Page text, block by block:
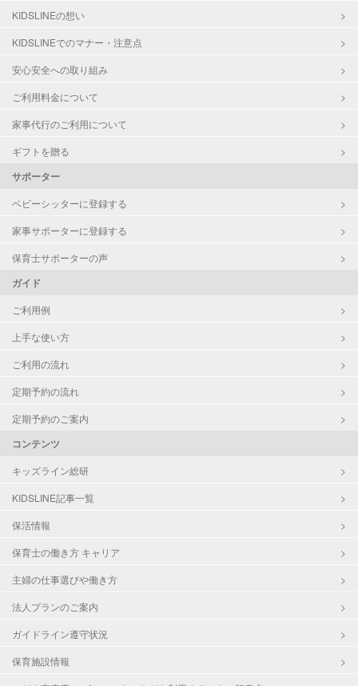
KIDSLINEの想い
KIDSLINEでのマナー・注意点
安心安全への取り組み
ご利用料金について
家事代行のご利用について
ギフトを贈る
サポーター
ベビーシッターに登録する
家事サポーターに登録する
保育士サポーターの声
ガイド
ご利用例
上手な使い方
ご利用の流れ
定期予約の流れ
定期予約のご案内
コンテンツ
キッズライン総研
KIDSLINE記事一覧
保活情報
保育士の働き方 キャリア
主婦の仕事選びや働き方
法人プランのご案内
ガイドライン遵守状況
保育施設情報